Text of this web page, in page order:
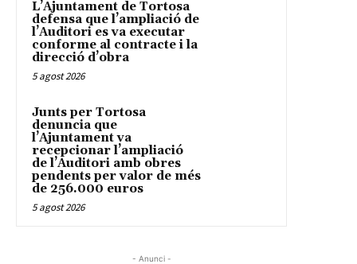
L’Ajuntament de Tortosa
defensa que l’ampliació de
l’Auditori es va executar
conforme al contracte i la
direcció d’obra
5 agost 2026
Junts per Tortosa
denuncia que
l’Ajuntament va
recepcionar l’ampliació
de l’Auditori amb obres
pendents per valor de més
de 256.000 euros
5 agost 2026
- Anunci -